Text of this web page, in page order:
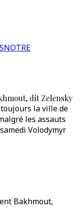
NOTRE
dit Zelensky
la ville de
les assauts
Volodymyr
Bakhmout,